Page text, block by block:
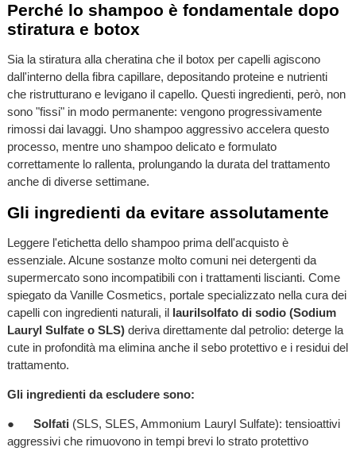
Perché lo shampoo è fondamentale dopo
stiratura e botox
Sia la stiratura alla cheratina che il botox per capelli agiscono
dall'interno della fibra capillare, depositando proteine e nutrienti
che ristrutturano e levigano il capello. Questi ingredienti, però, non
sono "fissi" in modo permanente: vengono progressivamente
rimossi dai lavaggi. Uno shampoo aggressivo accelera questo
processo, mentre uno shampoo delicato e formulato
correttamente lo rallenta, prolungando la durata del trattamento
anche di diverse settimane.
Gli ingredienti da evitare assolutamente
Leggere l'etichetta dello shampoo prima dell'acquisto è
essenziale. Alcune sostanze molto comuni nei detergenti da
supermercato sono incompatibili con i trattamenti liscianti. Come
spiegato da Vanille Cosmetics, portale specializzato nella cura dei
capelli con ingredienti naturali, il laurilsolfato di sodio (Sodium
Lauryl Sulfate o SLS)deriva direttamente dal petrolio: deterge la
cute in profondità ma elimina anche il sebo protettivo e i residui del
trattamento.
Gli ingredienti da escludere sono:
● Solfati (SLS, SLES, Ammonium Lauryl Sulfate): tensioattivi
aggressivi che rimuovono in tempi brevi lo strato protettivo